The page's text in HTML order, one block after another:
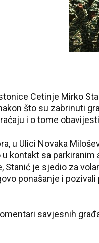
Cetinje Mirko
što su zabrinuti
i o tome
u Ulici Novaka
kontakt sa
Stanić je sjedio za
ponašanje i
savjesnih